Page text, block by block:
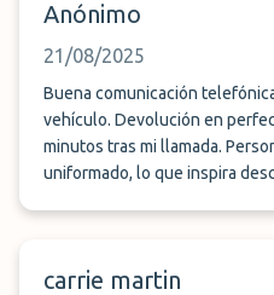
Anónimo
21/08/2025
Buena comunicación
vehículo. Devolución en
minutos tras mi llamada.
uniformado, lo que inspira
carrie martin